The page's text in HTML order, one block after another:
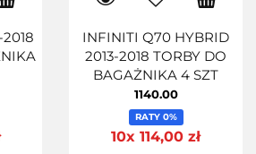
INFINITI Q70 HYBRID
2013-2018 TORBY DO
BAGAŻNIKA 4 SZT
1140.00
RATY 0%
10x 114,00 zł